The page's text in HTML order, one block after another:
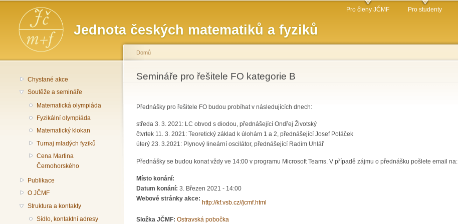
obsahu
Jednota českých matematiků a fyziků
Hlavní menu Pro členy JČMF Pro studenty
Chystané akce
Soutěže a semináře
Matematická olympiáda
Fyzikální olympiáda
Matematický klokan
Turnaj mladých fyziků
Cena Martina
Černohorského
Publikace
O JČMF
Struktura a kontakty
Sídlo, kontaktní adresy
Jste zde
Domů
Semináře pro řešitele FO kategorie B
Přednášky pro řešitele FO budou probíhat v následujících dnech:
středa 3. 3. 2021: LC obvod s diodou, přednášející Ondřej Životský
čtvrtek 11. 3. 2021: Teoretický základ k úlohám 1 a 2, přednášející Josef Poláček
úterý 23. 3.2021: Plynový lineární oscilátor, přednášející Radim Uhlář
Přednášky se budou konat vždy ve 14:00 v programu Microsoft Teams. V případě zájmu o přednášku pošlete email na:
Místo konání:
Datum konání: 3. Březen 2021 - 14:00
Webové stránky akce:
http://kf.vsb.cz//jcmf.html
Složka JČMF: Ostravská pobočka